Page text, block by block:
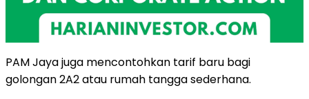
PAM Jaya juga mencontohkan tarif baru bagi
golongan 2A2 atau rumah tangga sederhana.